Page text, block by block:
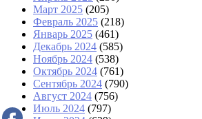
Март 2025 (205)
Февраль 2025 (218)
Январь 2025 (461)
Декабрь 2024 (585)
Ноябрь 2024 (538)
Октябрь 2024 (761)
Сентябрь 2024 (790)
Август 2024 (756)
Июль 2024 (797)